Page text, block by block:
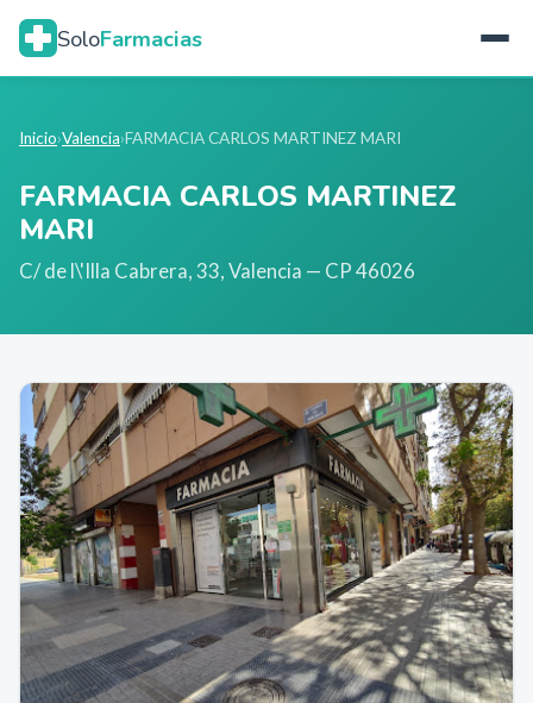
SoloFarmacias
Inicio›Valencia›FARMACIA CARLOS MARTINEZ MARI
FARMACIA CARLOS MARTINEZ
MARI
C/ de l\'Illa Cabrera, 33,Valencia — CP 46026